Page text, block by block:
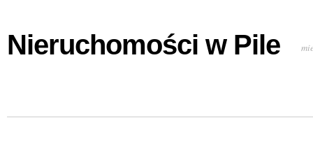
Nieruchomości w Pile